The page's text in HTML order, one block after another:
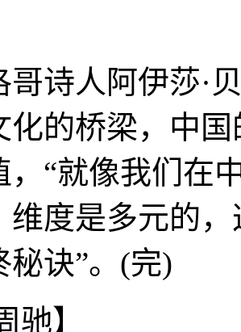
人阿伊莎·贝
化的桥梁，中
，“就像我们在
维度是多元的
秘诀”。(完)
驰】